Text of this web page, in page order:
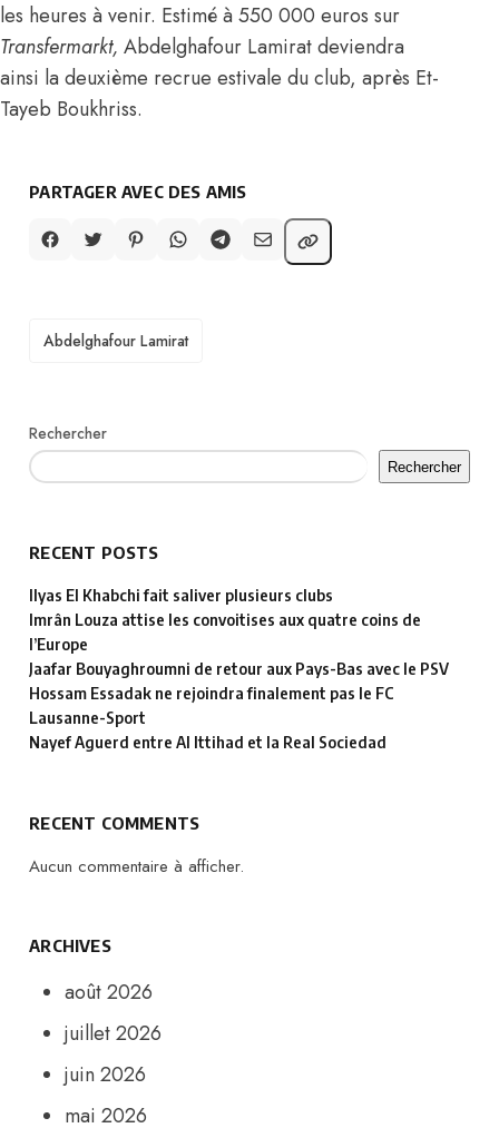
les heures à venir. Estimé à 550 000 euros sur
Transfermarkt, Abdelghafour Lamirat deviendra
ainsi la deuxième recrue estivale du club, après Et-
Tayeb Boukhriss.
PARTAGER AVEC DES AMIS
TAGS
Abdelghafour Lamirat
Rechercher
Rechercher
RECENT POSTS
Ilyas El Khabchi fait saliver plusieurs clubs
Imrân Louza attise les convoitises aux quatre coins de
l’Europe
Jaafar Bouyaghroumni de retour aux Pays-Bas avec le PSV
Hossam Essadak ne rejoindra finalement pas le FC
Lausanne-Sport
Nayef Aguerd entre Al Ittihad et la Real Sociedad
RECENT COMMENTS
Aucun commentaire à afficher.
ARCHIVES
août 2026
juillet 2026
juin 2026
mai 2026